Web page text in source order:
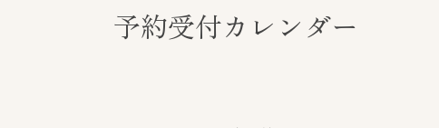
予約受付カレンダー